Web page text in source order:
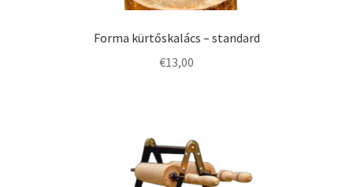
Forma kürtőskalács – standard
€13,00